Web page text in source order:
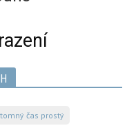
čas prostý